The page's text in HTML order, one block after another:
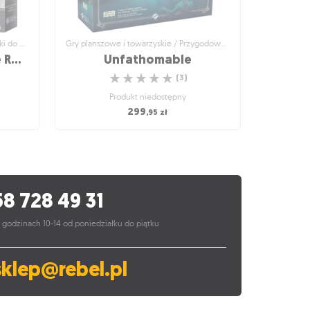
Star Wars: Zewnętrzne Rubieże - Niedokończone sprawy
Gry planszowe i towarzyskie / Przygodowe gry planszowe
Unfathomable
☆
☆
☆
☆
☆ (3)
Produkt niedostępny
299,95 zł
Produkt niedostępny
728 49 31
godzinach 10-14 od poniedziałku do piątku